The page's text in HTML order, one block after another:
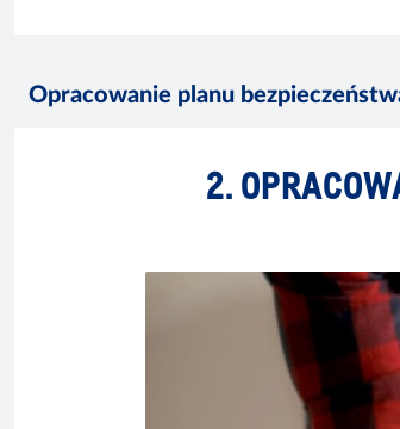
Opracowanie planu
2.